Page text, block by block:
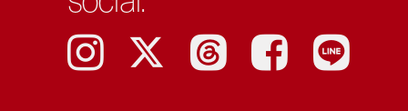
Instagram 𝕏 Threads Facebook LINE